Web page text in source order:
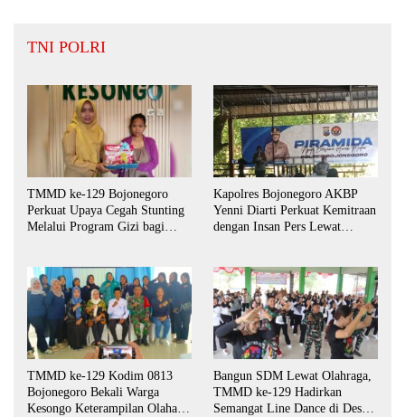
TNI POLRI
TMMD ke-129 Bojonegoro
Perkuat Upaya Cegah Stunting
Melalui Program Gizi bagi
Kapolres Bojonegoro AKBP
Yenni Diarti Perkuat Kemitraan
dengan Insan Pers Lewat
TMMD ke-129 Kodim 0813
Bojonegoro Bekali Warga
Kesongo Keterampilan Olahan
Bangun SDM Lewat Olahraga,
TMMD ke-129 Hadirkan
Semangat Line Dance di Desa